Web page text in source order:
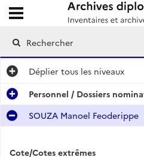
Archives diplomatiques
Ouvrir le menu déroulant
Déplier tous les niveaux
Personnel / Dossiers
SOUZA Manoel Feoderippe
Cote/Cotes extrêmes